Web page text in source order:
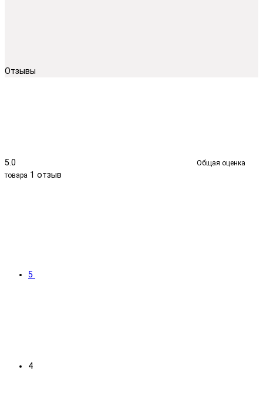
Отзывы
5.0
Общая оценка
товара 1 отзыв
5
4